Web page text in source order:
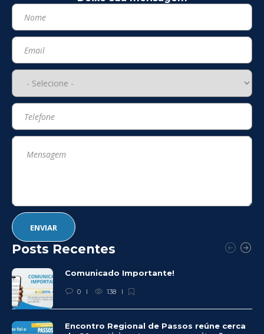
Posts Recentes
Comunicado Importante!
0 138
Encontro Regional de Passos reúne cerca